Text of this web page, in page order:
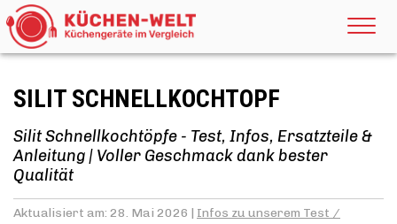
SILIT SCHNELLKOCHTOPF
Silit Schnellkochtöpfe - Test, Infos, Ersatzteile &
Anleitung | Voller Geschmack dank bester
Qualität
Aktualisiert am: 28. Mai 2026 | Infos zu unserem Test /